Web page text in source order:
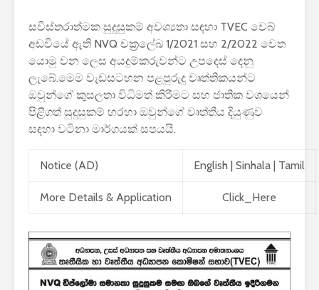
සවිස්තරාත්මක සුදුසුකම් අවශ්‍යතා සඳහා TVEC වෙබ්
අඩවියේ ඇති NVQ චක්‍රලේඛ 1/2021 සහ 2/2022 වෙත
යොමු වන ලෙස අයදුම්කරුවන්ට උපදෙස් දෙනු
ලැබේ.මෙම වැඩසටහන පළපුරුදු වෘත්තිකයන්ට
ඔවුන්ගේ කුසලතා විධිමත් කිරීමට සහ ජාතික වශයෙන්
පිළිගත් සුදුසුකම් හරහා ඔවුන්ගේ වෘත්තීය දියුණුව
සඳහා වටිනා මාර්ගයක් සපයයි.
Notice (AD) English | Sinhala | Tamil
More Details & Application Click_Here